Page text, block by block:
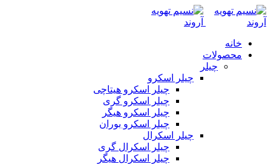
خانه
محصولات
چیلر
چیلر اسکرو
چیلر اسکرو هیتاچی
چیلر اسکرو گری
چیلر اسکرو هیگر
چیلر اسکرو بوران
چیلر اسکرال
چیلر اسکرال گری
چیلر اسکرال هیگر